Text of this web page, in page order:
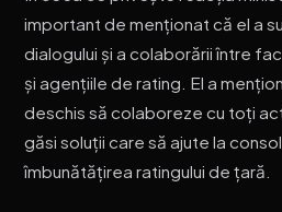
important de menționat că el a
dialogului și a colaborării între
și agențiile de rating. El a
deschis să colaboreze cu toți
găsi soluții care să ajute la
îmbunătățirea ratingului de țară.